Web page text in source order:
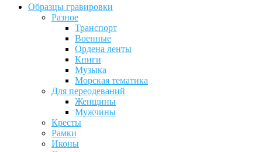
Образцы гравировки
Разное
Транспорт
Военные
Ордена ленты
Книги
Музыка
Морская тематика
Для переодеваний
Женщины
Мужчины
Кресты
Рамки
Иконы